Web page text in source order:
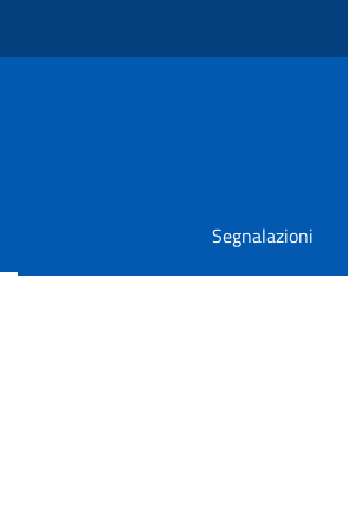
Segnalazioni